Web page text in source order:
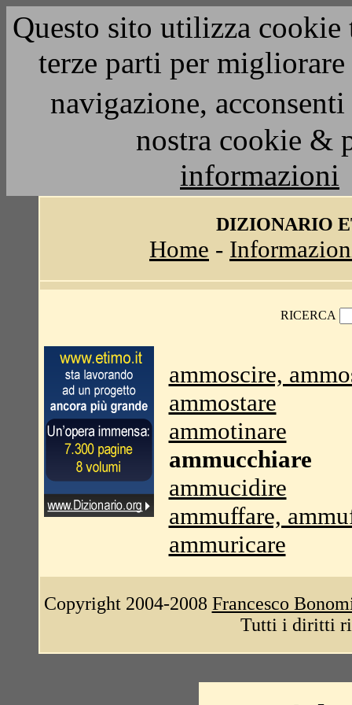
Questo sito utilizza
terze parti per
navigazione,
nostra cookie &
informazioni
DIZIONARIO
Home -
RICERCA
ammoscire,
ammostare
ammotinare
ammucchiare
ammucidire
ammuffare,
ammuricare
Copyright 2004-2008 Francesco
Tutti i diritti